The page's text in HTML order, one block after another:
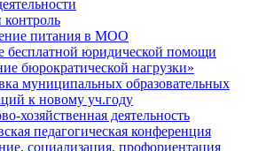
контроль
питания в МОО
бесплатной юридической помощи
бюрократической нагрузки»
муниципальных образовательных
к новому уч.году
хозяйственная деятельность
педагогическая конференция
социализация, профориентация